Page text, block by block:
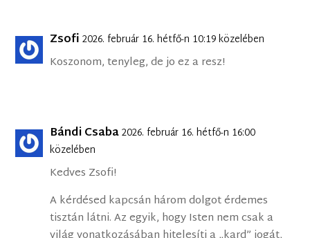
Zsofi 2026. február 16. hétfő-n 10:19 közelében
Koszonom, tenyleg, de jo ez a resz!
Bándi Csaba2026. február 16. hétfő-n 16:00
közelében
Kedves Zsofi!
A kérdésed kapcsán három dolgot érdemes
tisztán látni. Az egyik, hogy Isten nem csak a